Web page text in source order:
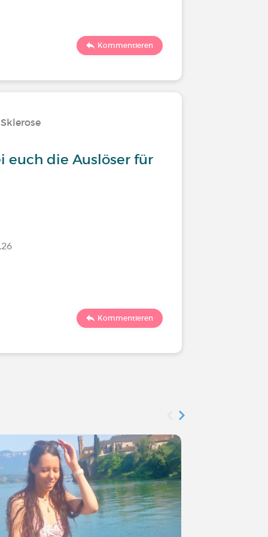
Kommentieren
euch die Auslöser für
Kommentieren